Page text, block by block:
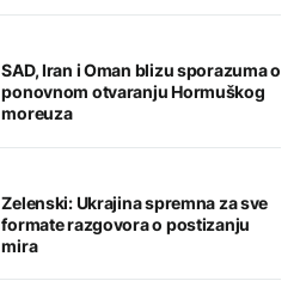
SAD, Iran i Oman blizu sporazuma o
ponovnom otvaranju Hormuškog
moreuza
Zelenski: Ukrajina spremna za sve
formate razgovora o postizanju
mira